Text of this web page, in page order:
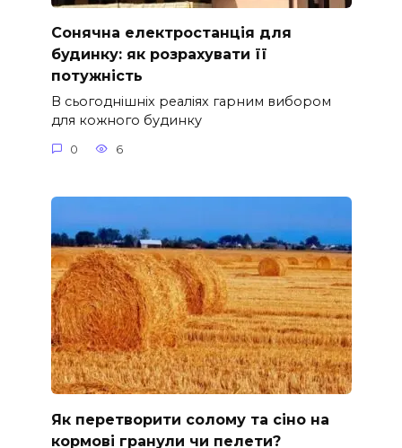
Сонячна електростанція для
будинку: як розрахувати її
потужність
В сьогоднішніх реаліях гарним вибором
для кожного будинку
0 6
Як перетворити солому та сіно на
кормові гранули чи пелети?